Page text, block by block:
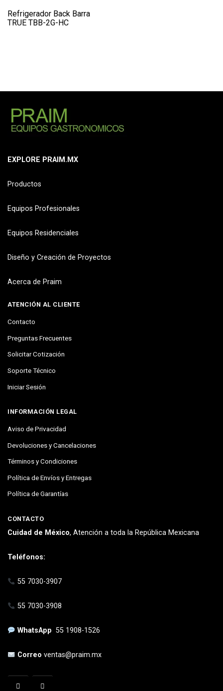
Refrigerador Back Barra
TRUE TBB-2G-HC
EXPLORE PRAIM.MX
Productos
Equipos Profesionales
Equipos Residenciales
Diseño y Creación de Proyectos
Acerca de Praim
ATENCIÓN AL CLIENTE
Contacto
Preguntas Frecuentes
Solicitar Cotización
Soporte Técnico
Iniciar Sesión
INFORMACIÓN LEGAL
Aviso de Privacidad
Devoluciones y Cancelaciones
Términos y Condiciones
Política de Envíos y Entregas
Política de Garantías
CONTACTO
Cuidad de México, Atención a toda la República Mexicana
Teléfonos:
55 7030-3907
55 7030-3908
WhatsApp55 1908-1526
Correoventas@praim.mx